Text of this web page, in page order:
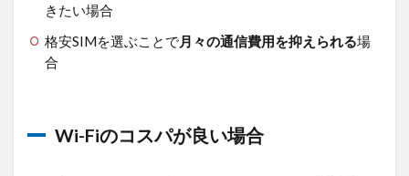
きたい場合
格安SIMを選ぶことで月々の通信費用を抑えられる場
合
Wi-Fiのコスパが良い場合